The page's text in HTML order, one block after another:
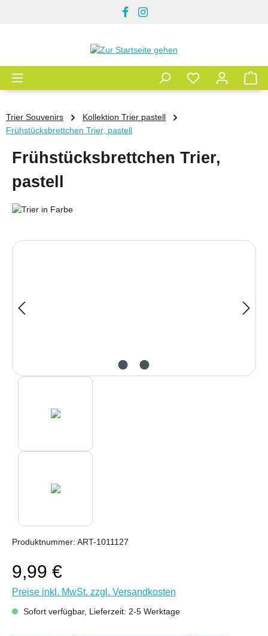
Trier Souvenirs
Kollektion Trier pastell
Frühstücksbrettchen Trier, pastell
Frühstücksbrettchen Trier,
pastell
Bildergalerie überspringen
Produktnummer: ART-1011127
9,99 €
Preise inkl. MwSt. zzgl. Versandkosten
Sofort verfügbar, Lieferzeit: 2-5 Werktage